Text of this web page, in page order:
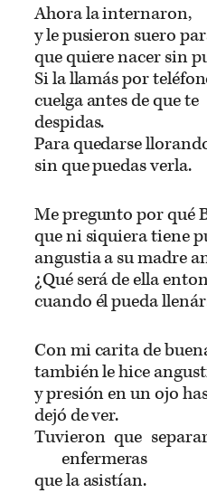
Ahora la internaron,
y le pusieron suero
que quiere nacer sin
Si la llamás por
cuelga antes de que te
despidas.
Para quedarse
sin que puedas verla.
Me pregunto por qué
que ni siquiera tiene
angustia a su madre
¿Qué será de ella
cuando él pueda
Con mi carita de
también le hice
y presión en un ojo
dejó de ver.
Tuvieron que
enfermeras
que la asistían.